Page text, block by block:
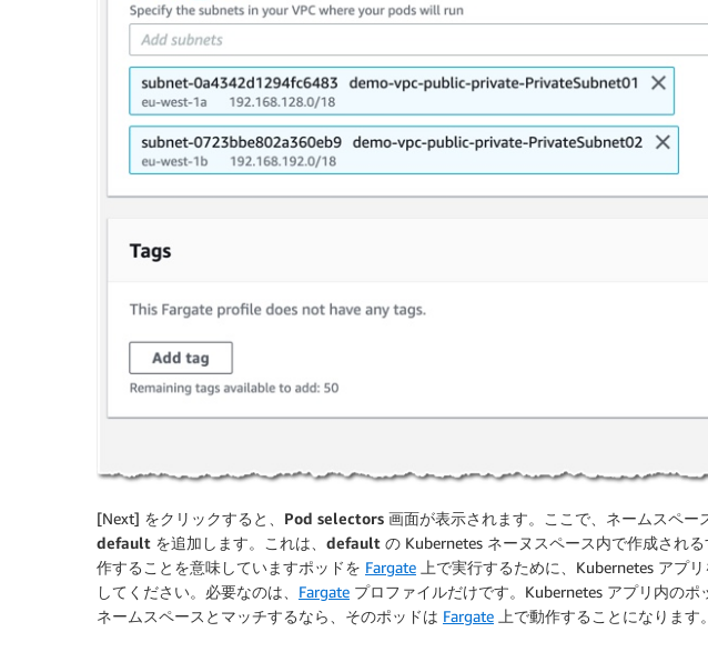
[Next] をクリックすると、 Pod selectors 画面が表示されます。ここで、ネームスペー
default を追加します。これは、 default の Kubernetes ネーヌスペース内で作成される
作することを意味していますポッドを Fargate 上で実行するために、Kubernetes アプ
してください。必要なのは、 Fargate プロファイルだけです。Kubernetes アプリ内の
ネームスペースとマッチするなら、そのポッドは Fargate 上で動作することになります。